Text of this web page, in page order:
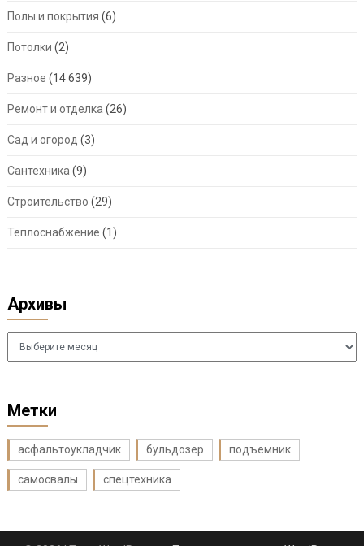
Полы и покрытия (6)
Потолки (2)
Разное (14 639)
Ремонт и отделка (26)
Сад и огород (3)
Сантехника (9)
Строительство (29)
Теплоснабжение (1)
Архивы
Архивы
Метки
асфальтоукладчик бульдозер подъемник
самосвалы спецтехника